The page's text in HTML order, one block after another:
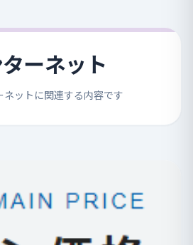
ーネット
ネットに関連する内容です